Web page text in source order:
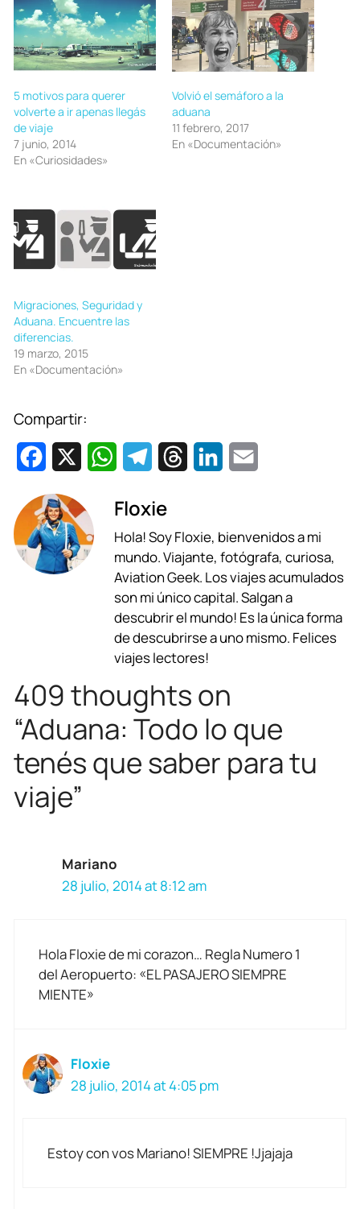
5 motivos para querer
volverte a ir apenas llegás
de viaje
7 junio, 2014
En «Curiosidades»
Volvió el semáforo a la
aduana
11 febrero, 2017
En «Documentación»
Migraciones, Seguridad y
Aduana. Encuentre las
diferencias.
19 marzo, 2015
En «Documentación»
Compartir:
c
e
b
W
a
t
s
A
p
p
l
e
g
r
a
m
e
a
d
s
k
e
d
i
l
Floxie
Hola! Soy Floxie, bienvenidos a mi
mundo. Viajante, fotógrafa, curiosa,
Aviation Geek. Los viajes acumulados
son mi único capital. Salgan a
descubrir el mundo! Es la única forma
de descubrirse a uno mismo. Felices
viajes lectores!
409 thoughts on
“Aduana: Todo lo que
tenés que saber para tu
viaje”
Mariano
28 julio, 2014 at 8:12 am
Hola Floxie de mi corazon… Regla Numero 1
del Aeropuerto: «EL PASAJERO SIEMPRE
MIENTE»
Floxie
28 julio, 2014 at 4:05 pm
Estoy con vos Mariano! SIEMPRE !Jjajaja